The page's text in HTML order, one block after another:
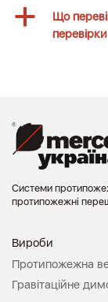
a
Що
Системи
протипожежні
Вироби
Протипожежна
Гравітаційне